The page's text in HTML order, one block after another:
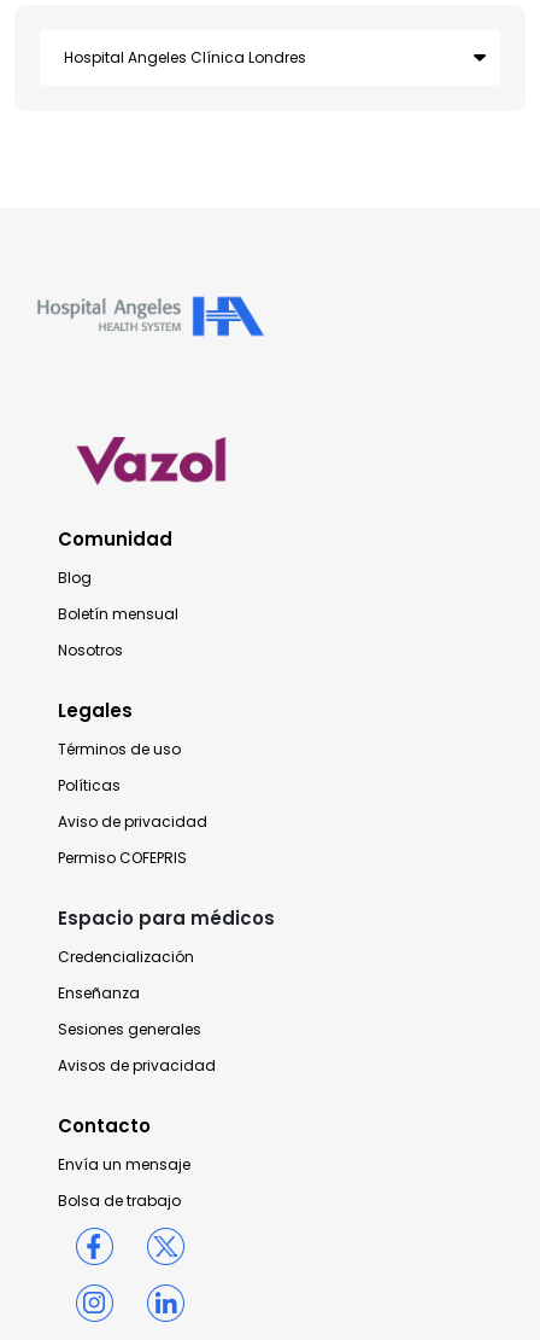
Comunidad
Blog
Boletín mensual
Nosotros
Legales
Términos de uso
Políticas
Aviso de privacidad
Permiso COFEPRIS
Espacio para médicos
Credencialización
Enseñanza
Sesiones generales
Avisos de privacidad
Contacto
Envía un mensaje
Bolsa de trabajo